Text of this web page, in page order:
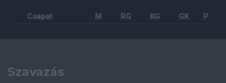
Csapat M RG KG GK P
Szavazás